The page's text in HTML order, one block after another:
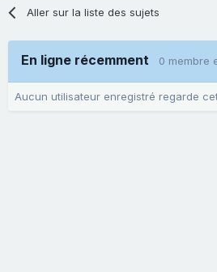
Aller sur la liste des sujets
En ligne récemment 0 membre
Aucun utilisateur enregistré regarde